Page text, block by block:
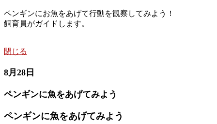
ペンギンにお魚をあげて行動を観察してみよう！
飼育員がガイドします。
閉じる
8月28日
ペンギンに魚をあげてみよう
ペンギンに魚をあげてみよう